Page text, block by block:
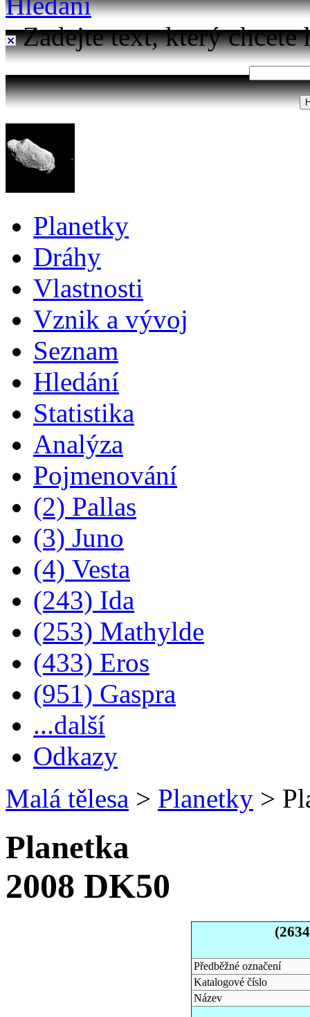
Zadejte text, který chcete
Planetky
Dráhy
Vlastnosti
Vznik a vývoj
Seznam
Hledání
Statistika
Analýza
Pojmenování
(2) Pallas
(3) Juno
(4) Vesta
(243) Ida
(253) Mathylde
(433) Eros
(951) Gaspra
...další
Odkazy
Malá tělesa > Planetky >
Planetka
2008 DK50
Předběžné označení
Katalogové číslo
Název